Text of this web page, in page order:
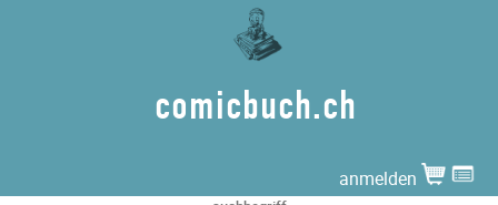
comicbuch.ch
anmelden